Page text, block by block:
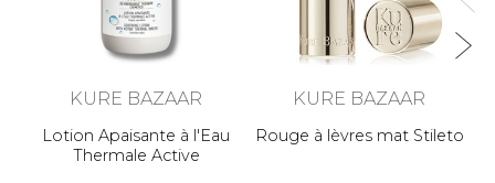
KURE BAZAAR
Lotion Apaisante à l'Eau
Thermale Active
KURE BAZAAR
Rouge à lèvres mat Stileto